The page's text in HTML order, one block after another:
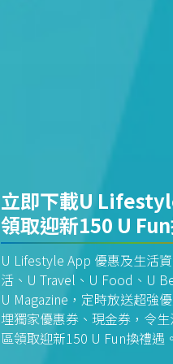
立即下載U
領取迎新150 U
U Lifestyle App 優惠及生活
活、U Travel、U Food、U
U Magazine，定時放送超強
埋獨家優惠券、現金券，令
區領取迎新150 U Fun換禮遇。